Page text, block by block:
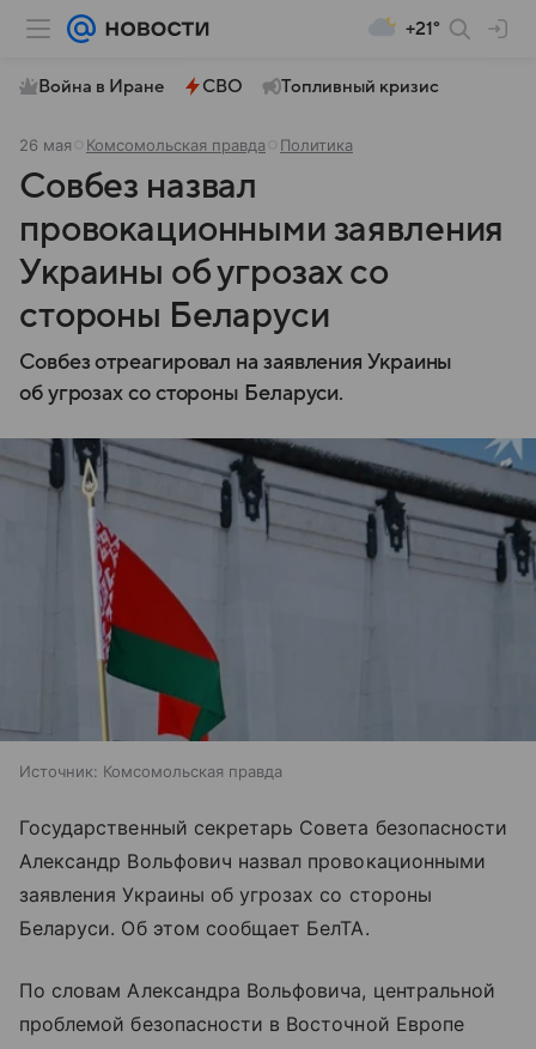
+21°
Война в Иране СВО Топливный кризис
26 мая Комсомольская правда Политика
Совбез назвал
провокационными заявления
Украины об угрозах со
стороны Беларуси
Совбез отреагировал на заявления Украины
об угрозах со стороны Беларуси.
Источник: Комсомольская правда
Государственный секретарь Совета безопасности
Александр Вольфович назвал провокационными
заявления Украины об угрозах со стороны
Беларуси. Об этом сообщает БелТА.
По словам Александра Вольфовича, центральной
проблемой безопасности в Восточной Европе